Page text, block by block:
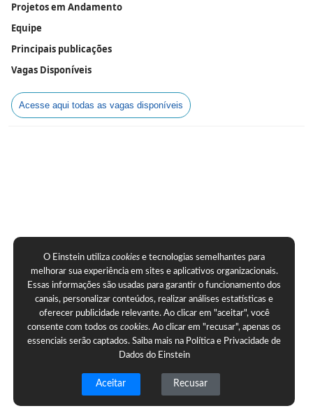
Projetos em Andamento
Equipe
Principais publicações
Vagas Disponíveis
Acesse aqui todas as vagas disponíveis
O Einstein utilizacookies e tecnologias semelhantes para
melhorar sua experiência em sites e aplicativos organizacionais.
Essas informações são usadas para garantir o funcionamento dos
canais, personalizar conteúdos, realizar análises estatísticas e
oferecer publicidade relevante. Ao clicar em "aceitar", você
consente com todos oscookies. Ao clicar em "recusar", apenas os
essenciais serão captados. Saiba mais na Política e Privacidade de
Dados do Einstein
Aceitar Recusar